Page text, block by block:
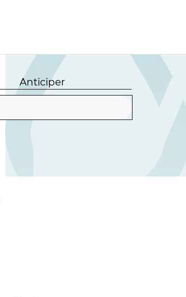
Anticiper